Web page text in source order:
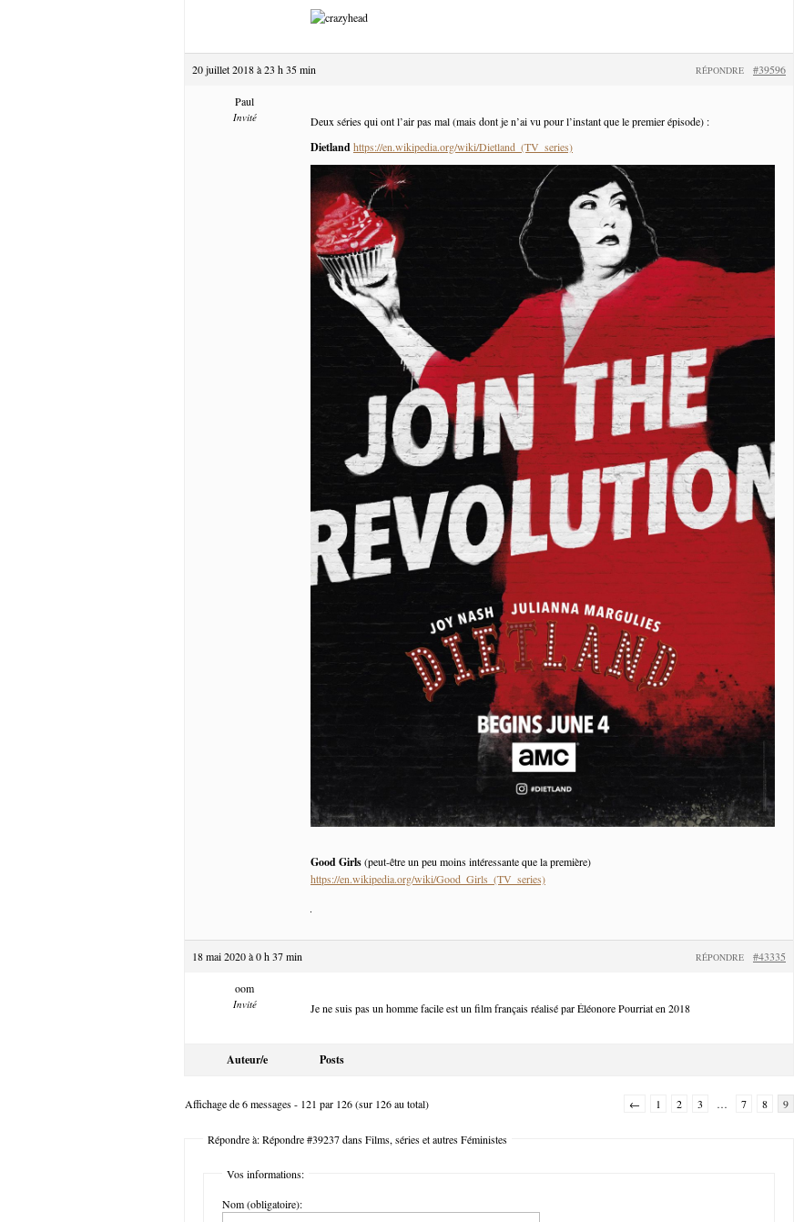
20 juillet 2018 à 23 h 35 min #39596
RÉPONDRE
Paul
Invité Deux séries qui ont l’air pas mal (mais dont je n’ai vu pour l’instant que le premier épisode) :
Dietlandhttps://en.wikipedia.org/wiki/Dietland_(TV_series)
Good Girls(peut-être un peu moins intéressante que la première)
https://en.wikipedia.org/wiki/Good_Girls_(TV_series)
18 mai 2020 à 0 h 37 min #43335
RÉPONDRE
oom
Invité Je ne suis pas un homme facile est un film français réalisé par Éléonore Pourriat en 2018
Auteur/e Posts
Affichage de 6 messages - 121 par 126 (sur 126 au total) ← 1 2 3 … 7 8 9
Répondre à: Répondre #39237 dans Films, séries et autres Féministes
Vos informations:
Nom (obligatoire):